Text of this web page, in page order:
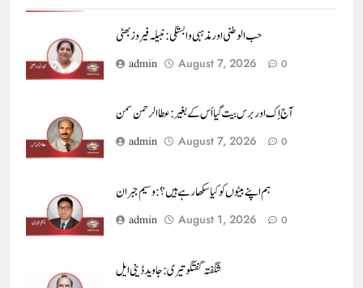
حب الوطنی اور مذہبی وابستگی : نبیلہ فیروز بھٹی
admin August 7, 2026 0
آج اِک اور برس بیت گیا اُس کے بغیر : عطاالرحمن سمن
admin August 7, 2026 0
ہم اپنے بیٹوں کو کیا سکھا رہے ہیں؟ : وسیم جبران
admin August 1, 2026 0
شگفتہ گفتگو تیری : جاوید ڈینی ایل